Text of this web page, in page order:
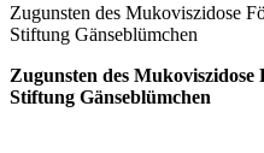
Zugunsten des Mukoviszidose
Stiftung Gänseblümchen
Zugunsten des
Stiftung Gänseblümchen